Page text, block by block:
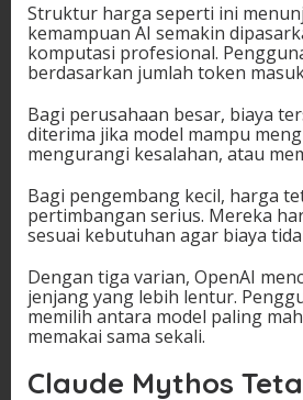
Struktur harga seperti ini
kemampuan AI semakin
komputasi profesional.
berdasarkan jumlah token
Bagi perusahaan besar, biaya
diterima jika model mampu
mengurangi kesalahan, atau
Bagi pengembang kecil, harga
pertimbangan serius. Mereka
sesuai kebutuhan agar biaya
Dengan tiga varian, OpenAI
jenjang yang lebih lentur.
memilih antara model paling
memakai sama sekali.
Claude Mythos